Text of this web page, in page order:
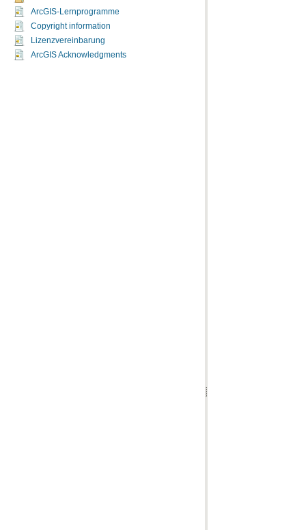
ArcGIS-Lernprogramme
Copyright information
Lizenzvereinbarung
ArcGIS Acknowledgments